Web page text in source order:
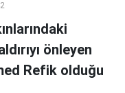
önleyen
Refik olduğu